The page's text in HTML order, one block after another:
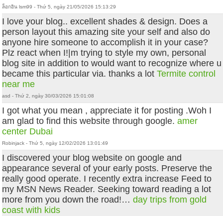
ล็อกอิน lsm99 - Thứ 5, ngày 21/05/2026 15:13:29
I love your blog.. excellent shades & design. Does a
person layout this amazing site your self and also do
anyone hire someone to accomplish it in your case?
Plz react when I!|m trying to style my own, personal
blog site in addition to would want to recognize where u
became this particular via. thanks a lotTermite control
near me
asd - Thứ 2, ngày 30/03/2026 15:01:08
I got what you mean , appreciate it for posting .Woh I
am glad to find this website through google.amer
center Dubai
Robinjack - Thứ 5, ngày 12/02/2026 13:01:49
I discovered your blog website on google and
appearance several of your early posts. Preserve the
really good operate. I recently extra increase Feed to
my MSN News Reader. Seeking toward reading a lot
more from you down the road!…day trips from gold
coast with kids